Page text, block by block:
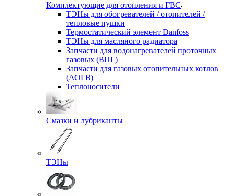
Комплектующие для отопления и ГВС
ТЭНы для обогревателей / отопителей /
тепловые пушки
Термостатический элемент Danfoss
ТЭНы для масляного радиатора
Запчасти для водонагревателей проточных
газовых (ВПГ)
Запчасти для газовых отопительных котлов
(АОГВ)
Теплоносители
Смазки и лубриканты
ТЭНы